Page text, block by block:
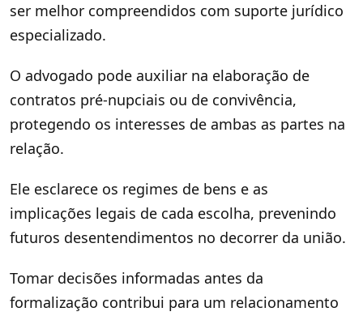
ser melhor compreendidos com suporte jurídico
especializado.
O advogado pode auxiliar na elaboração de
contratos pré-nupciais ou de convivência,
protegendo os interesses de ambas as partes na
relação.
Ele esclarece os regimes de bens e as
implicações legais de cada escolha, prevenindo
futuros desentendimentos no decorrer da união.
Tomar decisões informadas antes da
formalização contribui para um relacionamento